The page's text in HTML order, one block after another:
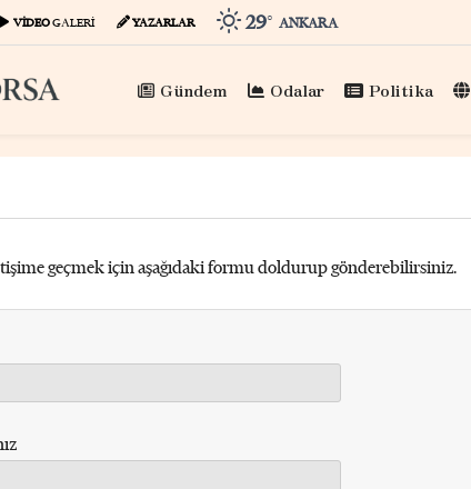
VİDEOGALERİ YAZARLAR 29° ANKARA
Gündem Odalar Politika
geçmek için aşağıdaki formu doldurup gönderebilirsiniz.